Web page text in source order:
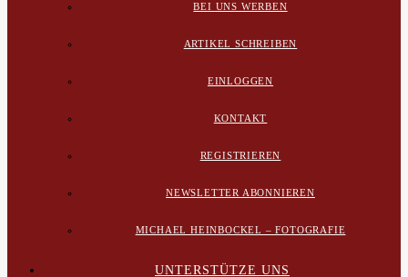
BEI UNS WERBEN
ARTIKEL SCHREIBEN
EINLOGGEN
KONTAKT
REGISTRIEREN
NEWSLETTER ABONNIEREN
MICHAEL HEINBOCKEL – FOTOGRAFIE
UNTERSTÜTZE UNS